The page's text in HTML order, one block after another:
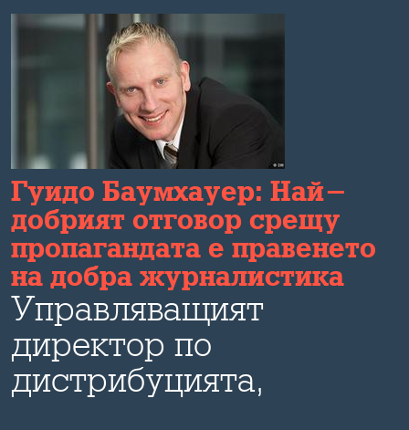
Гуидо Баумхауер: Най-
добрият отговор срещу
пропагандата е правенето
на добра журналистика
Управляващият
директор по
дистрибуцията,